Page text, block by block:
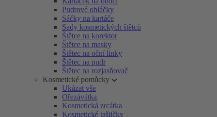
Pudrové obláčky
Sáčky na kartáče
Sady kosmetických štětců
Štětce na korektor
Štětce na masky
Štětec na oční linky
Štětec na pudr
Štětec na rozjasňovač
Kosmetické pomůcky
Ukázat vše
Ořezávátka
Kosmetická zrcátka
Kosmetické taštičky